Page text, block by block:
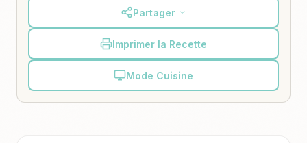
Partager
Imprimer la Recette
Mode Cuisine